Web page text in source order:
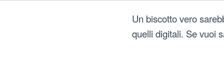
Un biscotto vero
quelli digitali. Se vuoi